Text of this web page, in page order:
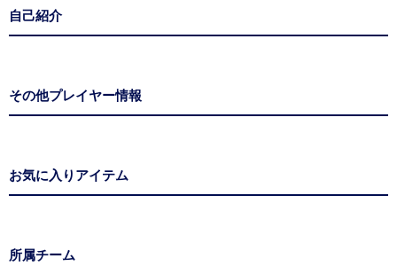
自己紹介
その他プレイヤー情報
お気に入りアイテム
所属チーム